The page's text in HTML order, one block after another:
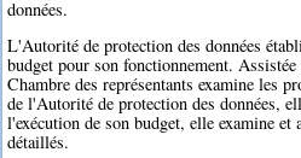
données.
L'Autorité de protection des données
budget pour son fonctionnement.
Chambre des représentants examine les
de l'Autorité de protection des données,
l'exécution de son budget, elle examine et
détaillés.